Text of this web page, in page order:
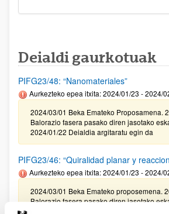
Deialdi gaurkotuak
PIFG23/48: “Nanomateriales”
Aurkezteko epea itxita: 2024/01/23 - 2024/
2024/03/01 Beka Emateko Proposamena.
Balorazio fasera pasako diren jasotako
2024/01/22 Deialdia argitaratu egin da
PIFG23/46: “Quiralidad planar y
Aurkezteko epea itxita: 2024/01/23 - 2024/
2024/03/01 Beka Emateko proposemena.
Balorazio fasera pasako diren jasotako